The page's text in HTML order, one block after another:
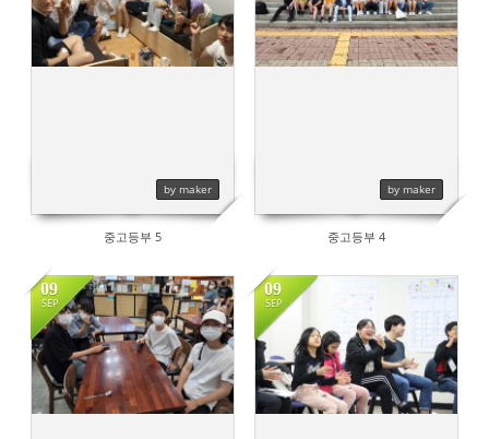
by maker
532
중고등부 5
by maker
582
중고등부 4
09
SEP
511
09
SEP
488